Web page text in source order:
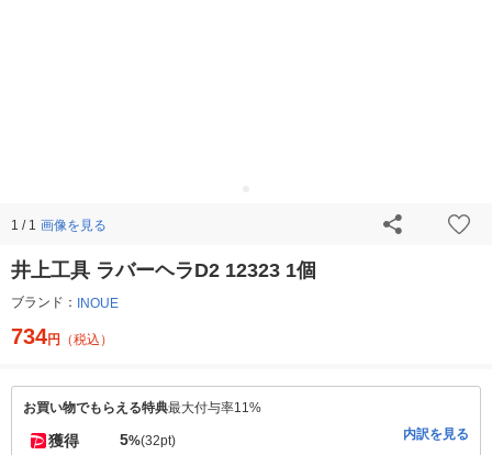
1 / 1 画像を見る
井上工具 ラバーヘラD2 12323 1個
ブランド： INOUE
734円 （税込）
お買い物でもらえる特典最大付与率11%
獲得 5%(32pt) 内訳を見る